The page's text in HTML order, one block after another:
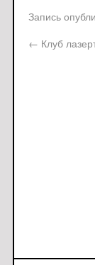
Запись
← Клуб